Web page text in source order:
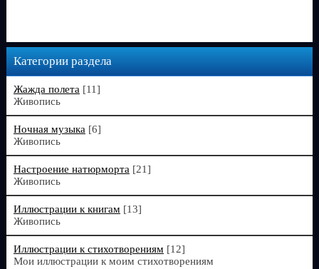
Категории раздела
Жажда полета [11]
Живопись
Ночная музыка [6]
Живопись
Настроение натюрморта [21]
Живопись
Иллюстрации к книгам [13]
Живопись
Иллюстрации к стихотворениям [12]
Мои иллюстрации к моим стихотворениям